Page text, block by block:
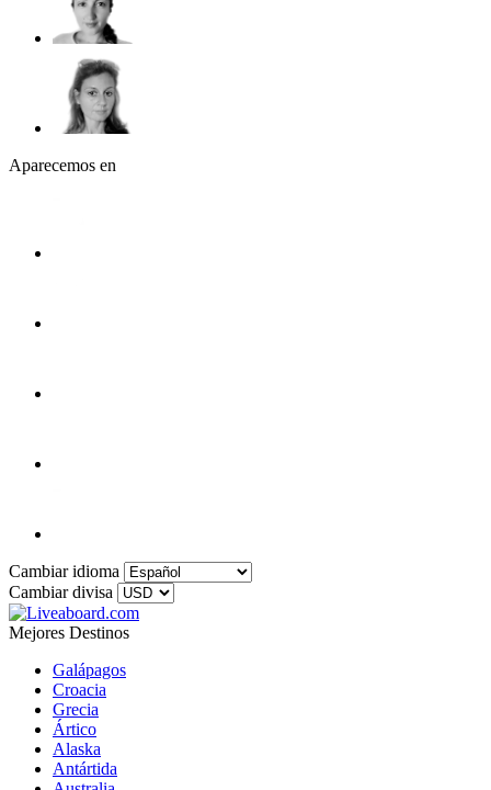
Aparecemos en
Cambiar idioma
Cambiar divisa
Mejores Destinos
Galápagos
Croacia
Grecia
Ártico
Alaska
Antártida